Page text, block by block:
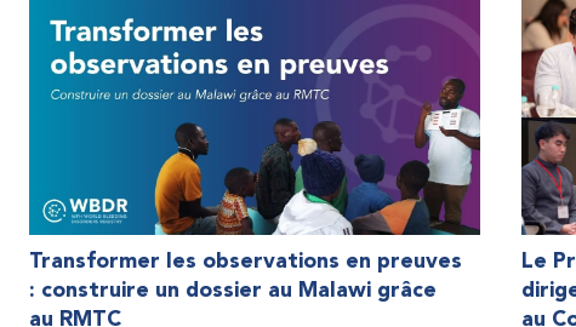
une dose inférieure à celle prescrite.
fréquemment des saignements,
par développer des problèmes très
lorsque Fendi a commencé à
Programme d’aide humanitaire de la
qu’il a retrouvé l’espoir d’une vie
Transformer les observations en preuves
: construire un dossier au Malawi grâce
au RMTC
Le
au